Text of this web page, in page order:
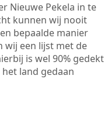
Nieuwe Pekela in te
kunnen wij nooit
bepaalde manier
wij een lijst met de
is wel 90% gedekt
land gedaan